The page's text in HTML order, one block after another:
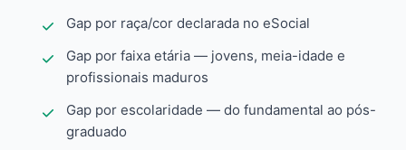
Gap por raça/cor declarada no eSocial
Gap por faixa etária — jovens, meia-idade e
profissionais maduros
Gap por escolaridade — do fundamental ao pós-
graduado